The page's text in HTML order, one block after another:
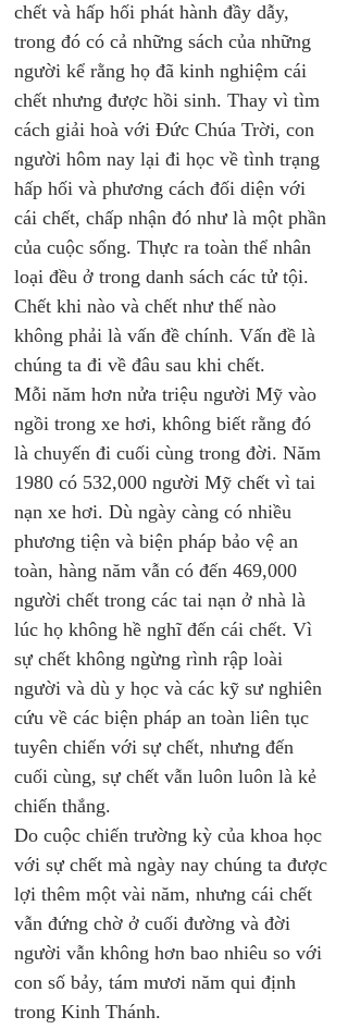
chết và hấp hối phát hành đầy dẫy,
trong đó có cả những sách của những
người kể rằng họ đã kinh nghiệm cái
chết nhưng được hồi sinh. Thay vì tìm
cách giải hoà với Đức Chúa Trời, con
người hôm nay lại đi học về tình trạng
hấp hối và phương cách đối diện với
cái chết, chấp nhận đó như là một phần
của cuộc sống. Thực ra toàn thể nhân
loại đều ở trong danh sách các tử tội.
Chết khi nào và chết như thế nào
không phải là vấn đề chính. Vấn đề là
chúng ta đi về đâu sau khi chết.
Mỗi năm hơn nửa triệu người Mỹ vào
ngồi trong xe hơi, không biết rằng đó
là chuyến đi cuối cùng trong đời. Năm
1980 có 532,000 người Mỹ chết vì tai
nạn xe hơi. Dù ngày càng có nhiều
phương tiện và biện pháp bảo vệ an
toàn, hàng năm vẫn có đến 469,000
người chết trong các tai nạn ở nhà là
lúc họ không hề nghĩ đến cái chết. Vì
sự chết không ngừng rình rập loài
người và dù y học và các kỹ sư nghiên
cứu về các biện pháp an toàn liên tục
tuyên chiến với sự chết, nhưng đến
cuối cùng, sự chết vẫn luôn luôn là kẻ
chiến thắng.
Do cuộc chiến trường kỳ của khoa học
với sự chết mà ngày nay chúng ta được
lợi thêm một vài năm, nhưng cái chết
vẫn đứng chờ ở cuối đường và đời
người vẫn không hơn bao nhiêu so với
con số bảy, tám mươi năm qui định
trong Kinh Thánh.